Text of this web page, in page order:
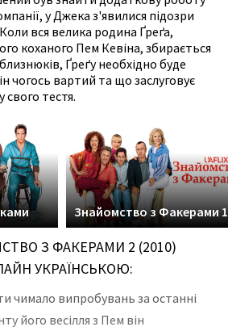
у Джека з'явилися підозри
вся велика родина Ґреґа,
коханого Пем Кевіна, збирається
Ґреґу необхідно буде
чогось вартий та що заслуговує
свого тестя.
Знайомство з Факерами 1
З ФАКЕРАМИ 2 (2010)
УКРАЇНСЬКОЮ:
чимало випробувань за останні
його весілля з Пем він